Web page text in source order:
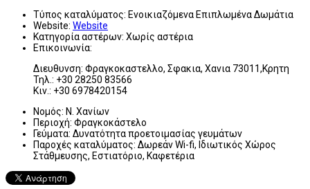
Τύπος καταλύματος: Ενοικιαζόμενα Επιπλωμένα Δωμάτια
Website: Website
Κατηγορία αστέρων: Χωρίς αστέρια
Επικοινωνία:
Διευθυνση: Φραγκοκαστελλο, Σφακια, Χανια 73011,Κρητη
Τηλ.: +30 28250 83566
Κιν.: +30 6978420154
Νομός: Ν. Χανίων
Περιοχή: Φραγκοκάστελο
Γεύματα: Δυνατότητα προετοιμασίας γευμάτων
Παροχές καταλύματος: Δωρεάν Wi-fi, Ιδιωτικός Χώρος
Στάθμευσης, Εστιατόριο, Καφετέρια